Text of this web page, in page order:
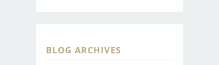
BLOG ARCHIVES